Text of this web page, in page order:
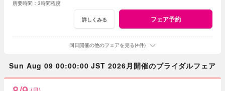
3時間程度
詳しくみる フェア予約
同日開催の他のフェアを見る(4件)
Sun Aug 09 00:00:00 JST 2026月開催のブライダルフェア